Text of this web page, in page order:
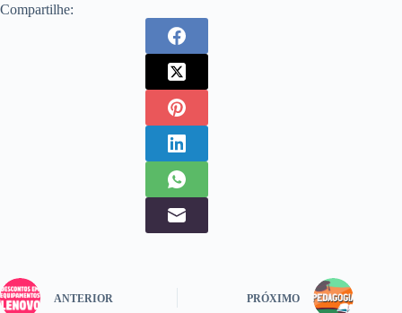
Compartilhe:
ANTERIOR PRÓXIMO